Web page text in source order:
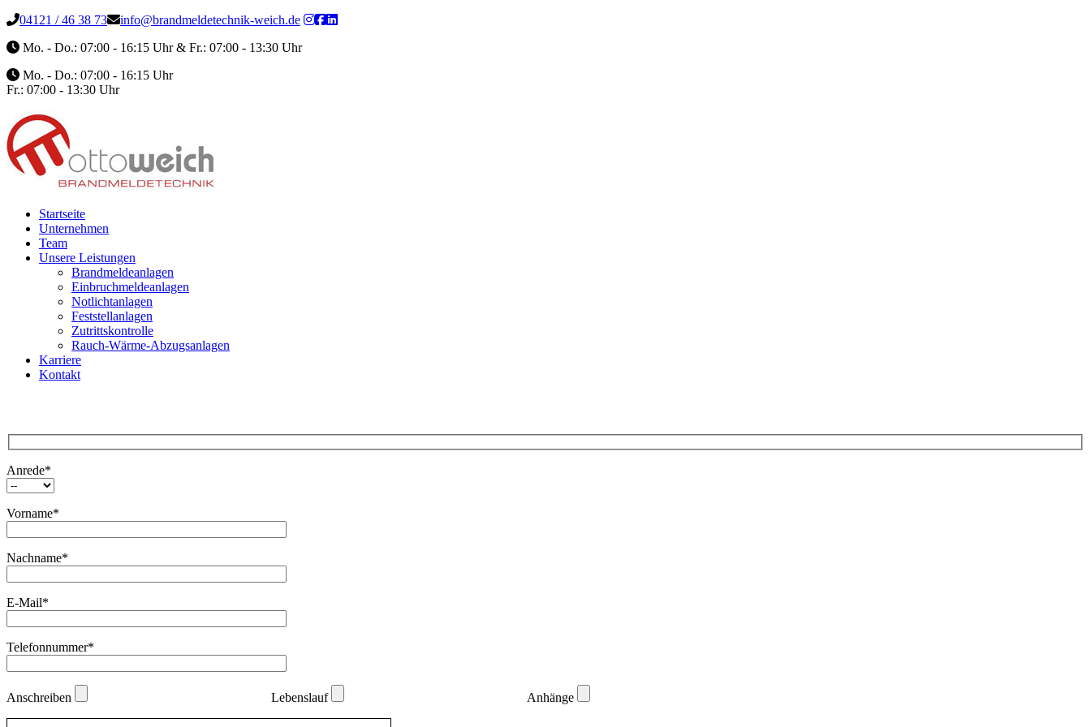
04121 / 46 38 73
info@brandmeldetechnik-weich.de
Mo. - Do.: 07:00 - 16:15 Uhr & Fr.: 07:00 - 13:30 Uhr
Mo. - Do.: 07:00 - 16:15 Uhr
Fr.: 07:00 - 13:30 Uhr
Startseite
Unternehmen
Team
Unsere Leistungen
Brandmeldeanlagen
Einbruchmeldeanlagen
Notlichtanlagen
Feststellanlagen
Zutrittskontrolle
Rauch-Wärme-Abzugsanlagen
Karriere
Kontakt
Anrede*
Vorname*
Nachname*
E-Mail*
Telefonnummer*
Anschreiben Lebenslauf Anhänge